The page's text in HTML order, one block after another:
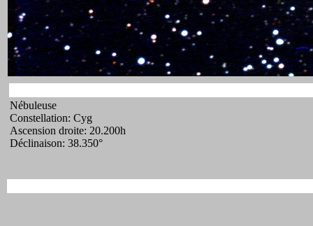
Nébuleuse
Constellation: Cyg
Ascension droite: 20.200h
Déclinaison: 38.350°